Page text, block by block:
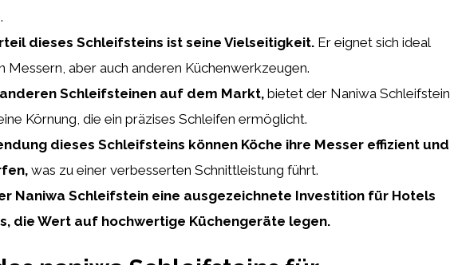
dieses Schleifsteins ist seine Vielseitigkeit. Er eignet sich ideal
Messern, aber auch anderen Küchenwerkzeugen.
Schleifsteinen auf dem Markt, bietet der Naniwa Schleifstein
Körnung, die ein präzises Schleifen ermöglicht.
dieses Schleifsteins können Köche ihre Messer effizient und
was zu einer verbesserten Schnittleistung führt.
Naniwa Schleifstein eine ausgezeichnete Investition für Hotels
die Wert auf hochwertige Küchengeräte legen.